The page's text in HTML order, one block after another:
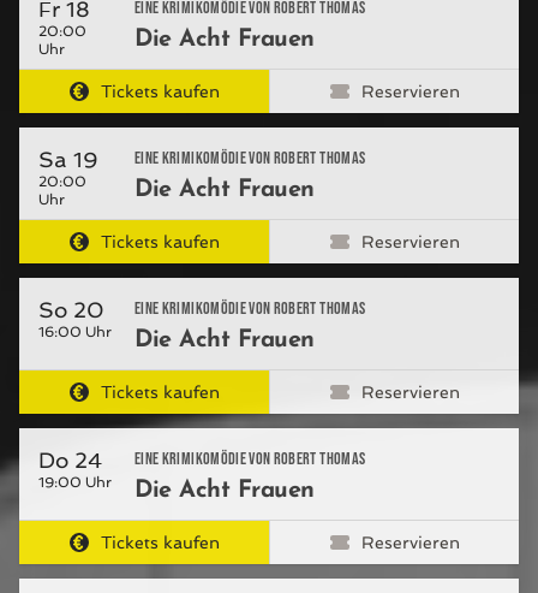
Fr 18
20:00
Uhr
Eine Krimikomödie von Robert Thomas
Die Acht Frauen
Tickets kaufen Reservieren
Sa 19
20:00
Uhr
Eine Krimikomödie von Robert Thomas
Die Acht Frauen
Tickets kaufen Reservieren
So 20
16:00 Uhr
Eine Krimikomödie von Robert Thomas
Die Acht Frauen
Tickets kaufen Reservieren
Do 24
19:00 Uhr
Eine Krimikomödie von Robert Thomas
Die Acht Frauen
Tickets kaufen Reservieren